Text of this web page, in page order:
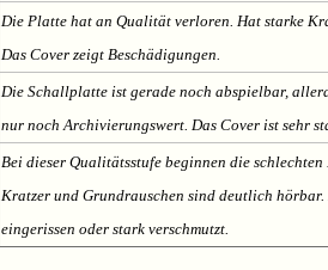
Die Platte hat an Qualität verloren. Hat starke
Das Cover zeigt Beschädigungen.
Die Schallplatte ist gerade noch abspielbar,
nur noch Archivierungswert. Das Cover ist sehr
Bei dieser Qualitätsstufe beginnen die
Kratzer und Grundrauschen sind deutlich
eingerissen oder stark verschmutzt.